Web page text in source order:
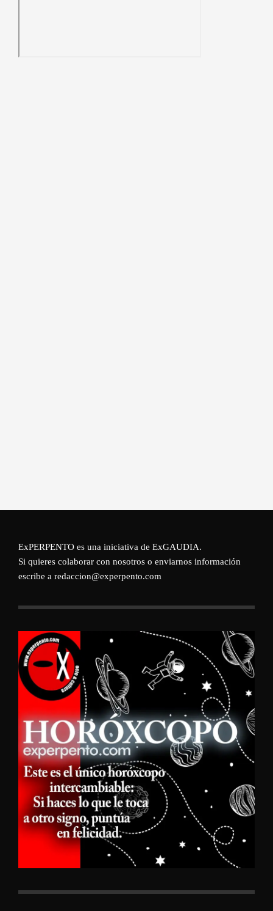
ExPERPENTO es una iniciativa de ExGAUDIA.
Si quieres colaborar con nosotros o enviarnos información
escribe a redaccion@experpento.com